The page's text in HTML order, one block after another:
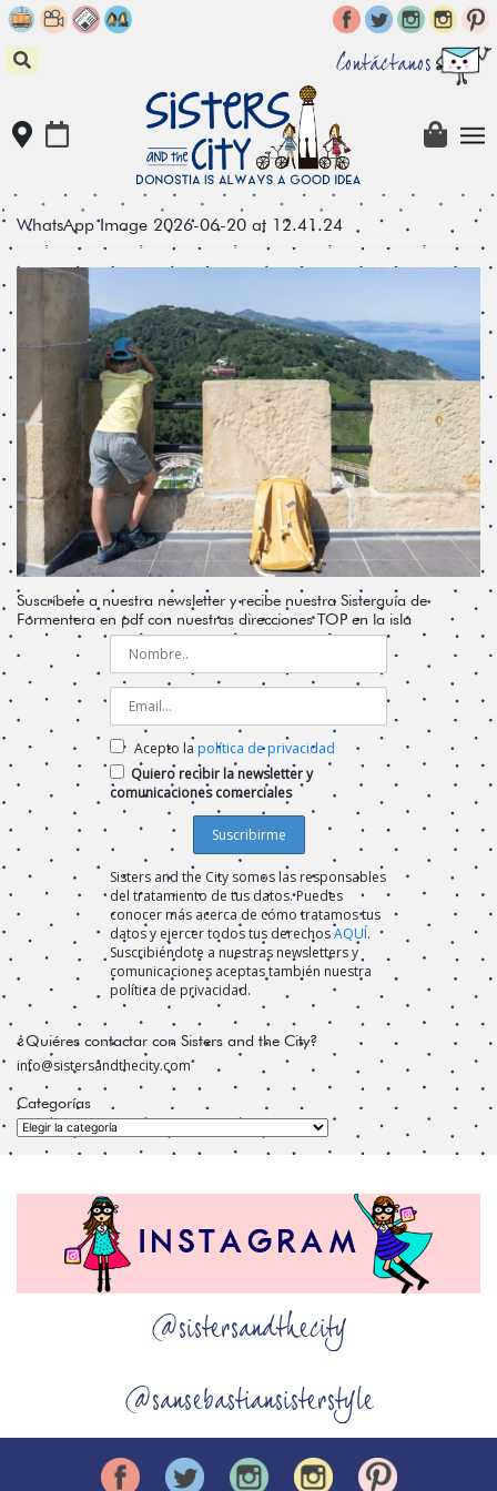
Skip
to
content
Contáctanos
WhatsApp Image 2026-06-20 at 12.41.24
Suscríbete a nuestra newsletter y recibe nuestra Sisterguía de
Formentera en pdf con nuestras direcciones TOP en la isla
Acepto la política de privacidad
Quiero recibir la newsletter y
comunicaciones comerciales
Sisters and the City somos las responsables
del tratamiento de tus datos. Puedes
conocer más acerca de cómo tratamos tus
datos y ejercer todos tus derechosAQUÍ.
Suscribiéndote a nuestras newsletters y
comunicaciones aceptas también nuestra
política de privacidad.
¿Quiéres contactar con Sisters and the City?
info@sistersandthecity.com
Categorías
Categorías
@sistersandthecity
@sansebastiansisterstyle